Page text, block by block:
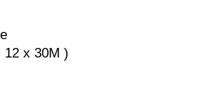
12 x 30M )